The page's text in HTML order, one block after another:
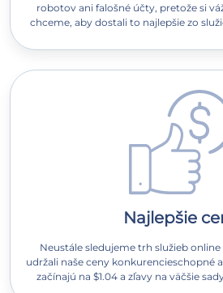
robotov ani falošné účty, pretože si
chceme, aby dostali to najlepšie zo
Najlepšie
Neustále sledujeme trh služieb
udržali naše ceny konkurencieschopné
začínajú na $1.04 a zľavy na väčšie